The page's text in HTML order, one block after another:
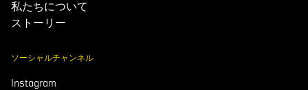
私たちについて
ストーリー
ソーシャルチャンネル
Instagram